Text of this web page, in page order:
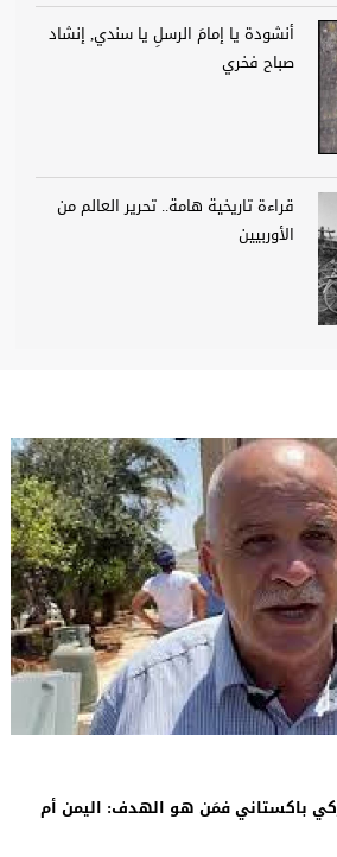
أنشودة يا إمامَ الرسلِ يا سندي, إنشاد
صباح فخري
قراءة تاريخية هامة.. تحرير العالم من
الأوربيين
باكستاني فمَن هو الهدف: اليمن أم